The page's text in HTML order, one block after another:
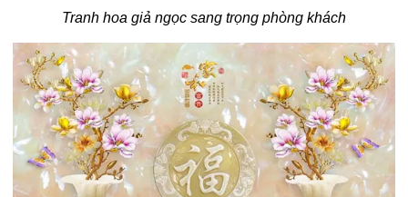
Tranh hoa giả ngọc sang trọng phòng khách